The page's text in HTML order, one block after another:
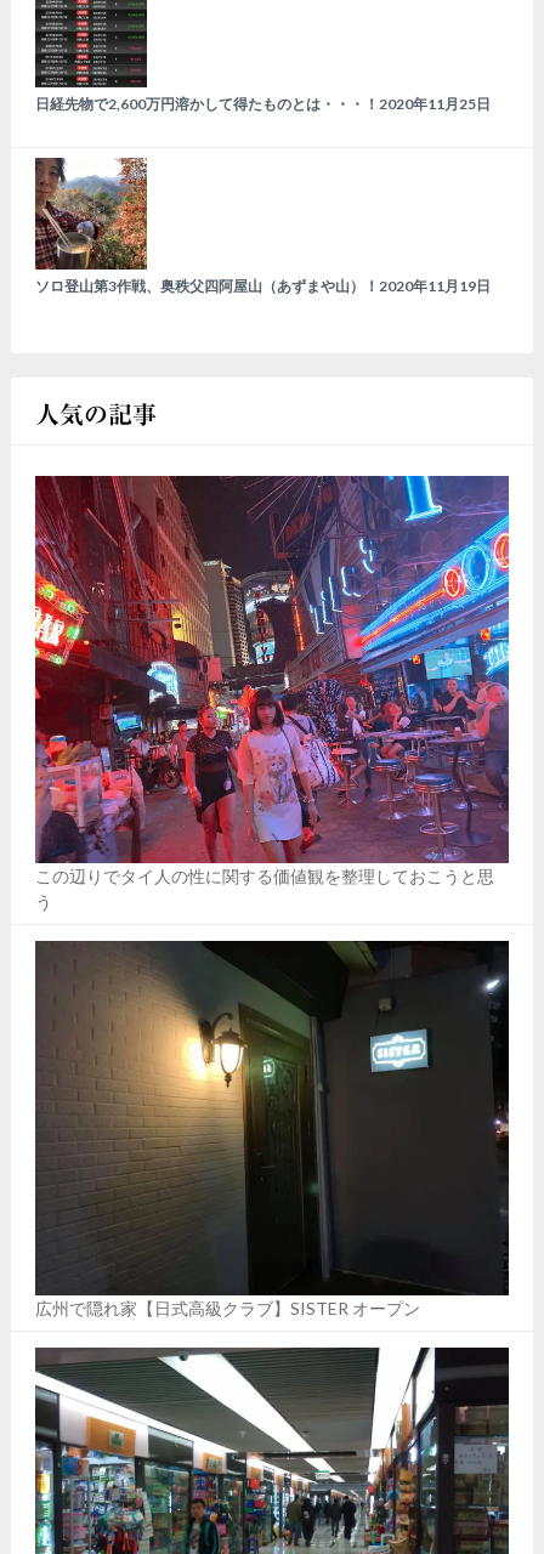
日経先物で2,600万円溶かして得たものとは・・・！ 2020年11月25日
ソロ登山第3作戦、奥秩父四阿屋山（あずまや山）！ 2020年11月19日
人気の記事
この辺りでタイ人の性に関する価値観を整理しておこうと思
う
広州で隠れ家【日式高級クラブ】SISTER オープン